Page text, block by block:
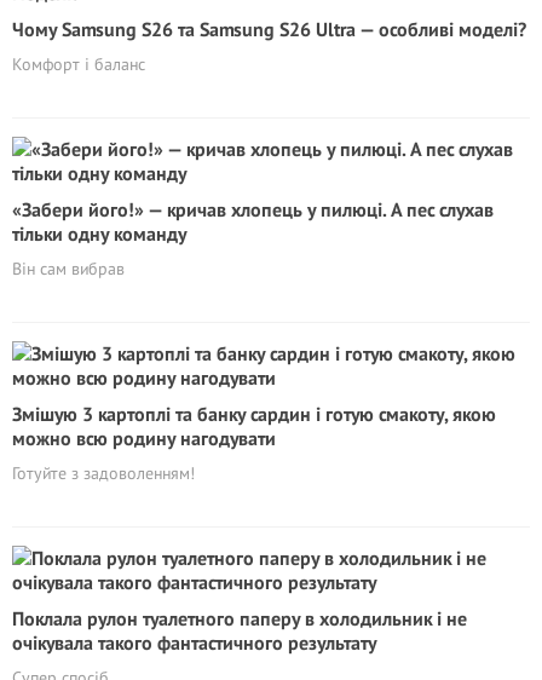
Чому Samsung S26 та Samsung S26 Ultra — особливі моделі?
Комфорт і баланс
«Забери його!» — кричав хлопець у пилюці. А пес слухав
тільки одну команду
Він сам вибрав
Змішую 3 картоплі та банку сардин і готую смакоту, якою
можно всю родину нагодувати
Готуйте з задоволенням!
Поклала рулон туалетного паперу в холодильник і не
очікувала такого фантастичного результату